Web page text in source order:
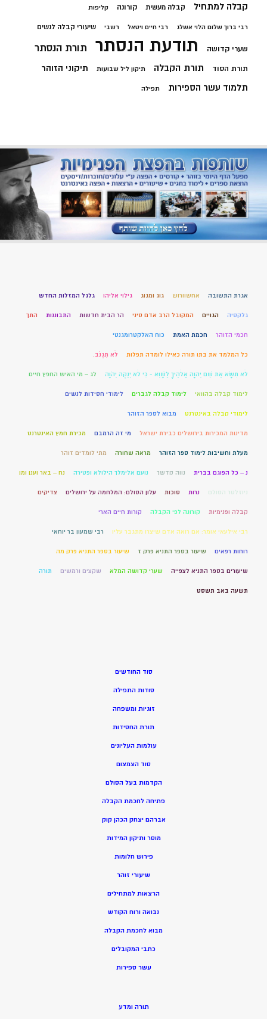
קבלה למתחיל קבלה מעשית קורונה קליפות
רבי ברוך שלום הלוי אשלג רבי חיים ויטאל רשבי שיעורי קבלה לנשים
שערי קדושה תודעת הנסתר תורת הנסתר
תורת הסוד תורת הקבלה תיקון ליל שבועות תיקוני הזוהר
תלמוד עשר הספירות תפילה
אגרת התשובה אחשוורוש גוג ומגוג גילוי אליהו גלגל המזלות החדש
גלקסיה הגויים המקובל הרב אדם סיני הר הבית חדשות התבוננות התך
חכמי הזוהר חכמת האמת כוח האלקטרומגנטי
כל המלמד את בתו תורה כאילו לומדה תפלות לֹא תִגְנֹב.
לֹא תִשָּׂא אֶת שֵׁם יְהוָה אֱלֹהֶיךָ לַשָּׁוְא - כִּי לֹא יְנַקֶּה יְהֹוָה לג – מי האיש החפץ חיים
לימוד קבלה בהוואי לימוד קבלה לגברים לימודי חסידות לנשים
לימודי קבלה באינטרנט מבוא לספר הזוהר
מדינות המכירות בירושלים כבירת ישראל מי זה הרמבם מכירת חמץ האינטרנט
מעלת וחשיבות לימוד ספר הזוהר מראה שחורה מתי לומדים זוהר
נ – כל הפוגם בברית נווה קדשך נועם אלימלך הילולא ופטירה נח – באר וענן ומן
ניוזלטר הסולם נרות סוכות עלון הסולם: המלחמה על ירושלים צדיקים
קבלה ופנימיות קורונה לפי הקבלה קורות חיים הארי
רבי אילעאי אומר: אם רואה אדם שיצרו מתגבר עליו רבי שמעון בר יוחאי
רוחות רפאים שיעור בספר התניא פרק ז שיעור בספר התניא פרק מה
שיעורים בספר התניא לצפייה שערי קדושה המלא שקצים ורמשים תורה
תשעה באב תשסט
סוד החודשים
סודות התפילה
זוגיות ומשפחה
תורת החסידות
עולמות העליונים
סוד הצמצום
הקדמות בעל הסולם
פתיחה לחכמת הקבלה
אברהם יצחק הכהן קוק
מוסר ותיקון המידות
פירוש חלומות
שיעורי זוהר
הרצאות למתחילים
נבואה ורוח הקודש
מבוא לחכמת הקבלה
כתבי המקובלים
עשר ספירות
תורה ומדע